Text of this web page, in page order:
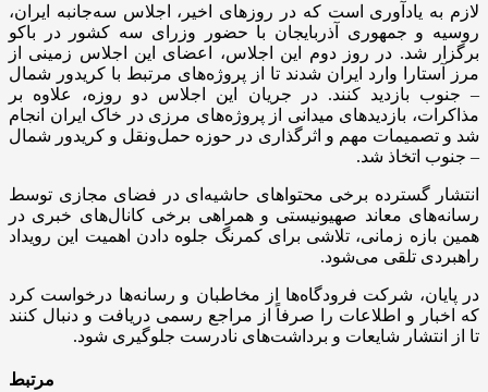
لازم به یادآوری است که در روزهای اخیر، اجلاس سه‌جانبه ایران،
روسیه و جمهوری آذربایجان با حضور وزرای سه کشور در باکو
برگزار شد. در روز دوم این اجلاس، اعضای این اجلاس زمینی از
مرز آستارا وارد ایران شدند تا از پروژه‌های مرتبط با کریدور شمال
– جنوب بازدید کنند. در جریان این اجلاس دو روزه، علاوه بر
مذاکرات، بازدیدهای میدانی از پروژه‌های مرزی در خاک ایران انجام
شد و تصمیمات مهم و اثرگذاری در حوزه حمل‌ونقل و کریدور شمال
– جنوب اتخاذ شد.
انتشار گسترده برخی محتواهای حاشیه‌ای در فضای مجازی توسط
رسانه‌های معاند صهیونیستی و همراهی برخی کانال‌های خبری در
همین بازه زمانی، تلاشی برای کمرنگ جلوه دادن اهمیت این رویداد
راهبردی تلقی می‌شود.
در پایان، شرکت فرودگاه‌ها از مخاطبان و رسانه‌ها درخواست کرد
که اخبار و اطلاعات را صرفاً از مراجع رسمی دریافت و دنبال کنند
تا از انتشار شایعات و برداشت‌های نادرست جلوگیری شود.
مرتبط